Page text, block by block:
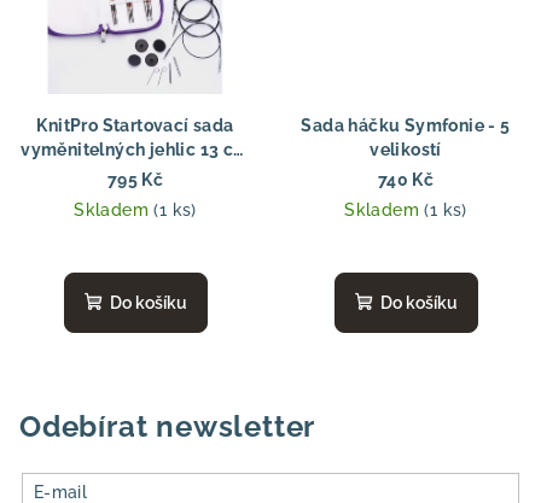
KnitPro Startovací sada
vyměnitelných jehlic 13 cm
Symfonie 4.00 - 6.00 mm
795 Kč
Skladem(1 ks)
Do košíku
Sada háčku Symfonie - 5
velikostí
740 Kč
Skladem(1 ks)
Do košíku
Odebírat newsletter
E-mail